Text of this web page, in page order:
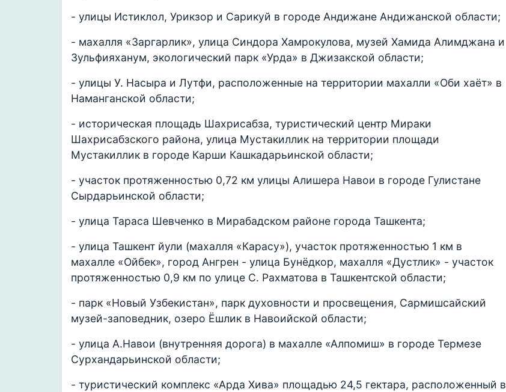
- улицы Истиклол, Урикзор и Сарикуй в городе Андижане Андижанской области;
- махалля «Заргарлик», улица Синдора Хамрокулова, музей Хамида Алимджана и
Зульфияханум, экологический парк «Урда» в Джизакской области;
- улицы У. Насыра и Лутфи, расположенные на территории махалли «Оби хаёт» в
Наманганской области;
- историческая площадь Шахрисабза, туристический центр Мираки
Шахрисабзского района, улица Мустакиллик на территории площади
Мустакиллик в городе Карши Кашкадарьинской области;
- участок протяженностью 0,72 км улицы Алишера Навои в городе Гулистане
Сырдарьинской области;
- улица Тараса Шевченко в Мирабадском районе города Ташкента;
- улица Ташкент йули (махалля «Карасу»), участок протяженностью 1 км в
махалле «Ойбек», город Ангрен - улица Бунёдкор, махалля «Дустлик» - участок
протяженностью 0,9 км по улице С. Рахматова в Ташкентской области;
- парк «Новый Узбекистан», парк духовности и просвещения, Сармишсайский
музей-заповедник, озеро Ёшлик в Навоийской области;
- улица А.Навои (внутренняя дорога) в махалле «Алпомиш» в городе Термезе
Сурхандарьинской области;
- туристический комплекс «Арда Хива» площадью 24,5 гектара, расположенный в